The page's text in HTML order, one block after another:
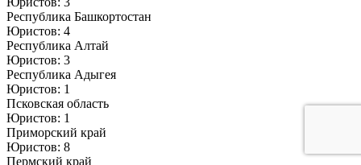
Республика Башкортостан
Юристов: 4
Республика Алтай
Юристов: 3
Республика Адыгея
Юристов: 1
Псковская область
Юристов: 1
Приморский край
Юристов: 8
Пермский край